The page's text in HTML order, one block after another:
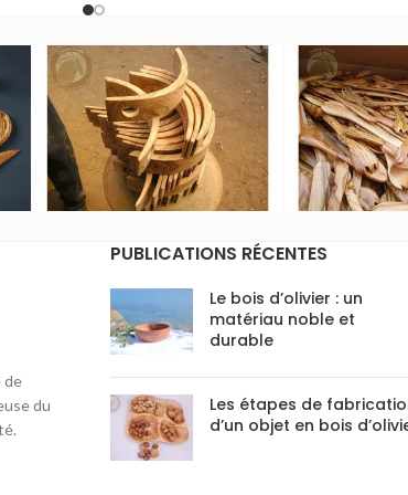
de
du
PUBLICATIONS RÉCENTES
Le bois d’olivier : un
matériau noble et
durable
Les étapes de
d’un objet en bois